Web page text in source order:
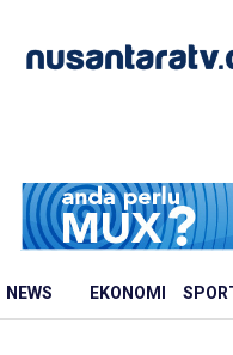
NEWS EKONOMI